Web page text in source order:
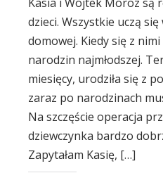
dzieci. Wszystkie uczą
domowej. Kiedy się z
narodzin najmłodszej.
miesięcy, urodziła się z
zaraz po narodzinach
Na szczęście operacja
dziewczynka bardzo
Zapytałam Kasię, […]